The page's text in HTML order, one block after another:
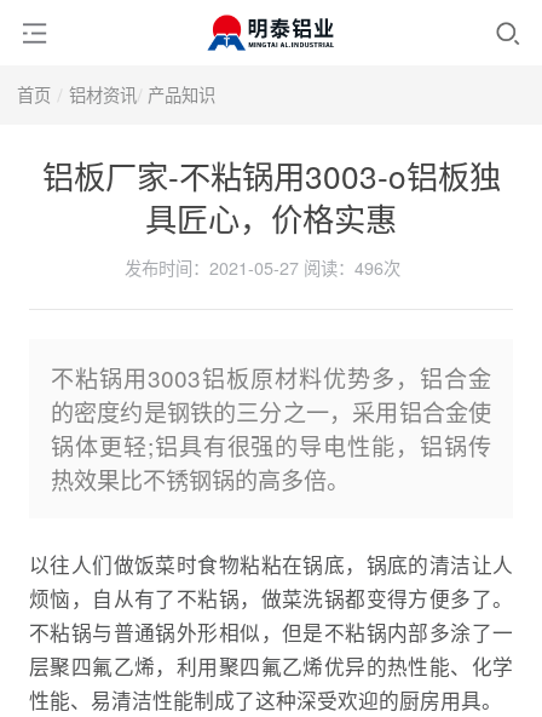
首页 铝材资讯 产品知识
铝板厂家-不粘锅用3003-o铝板独
具匠心，价格实惠
发布时间：2021-05-27阅读： 496次
不粘锅用3003铝板原材料优势多，铝合金
的密度约是钢铁的三分之一，采用铝合金使
锅体更轻;铝具有很强的导电性能，铝锅传
热效果比不锈钢锅的高多倍。
以往人们做饭菜时食物粘粘在锅底，锅底的清洁让人
烦恼，自从有了不粘锅，做菜洗锅都变得方便多了。
不粘锅与普通锅外形相似，但是不粘锅内部多涂了一
层聚四氟乙烯，利用聚四氟乙烯优异的热性能、化学
性能、易清洁性能制成了这种深受欢迎的厨房用具。